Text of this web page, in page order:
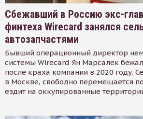
Сбежавший в Россию экс-
финтеха Wirecard занялся
автозапчастями
Бывший операционный директор
системы Wirecard Ян Марсалек
после краха компании в 2020 году.
в Москве, свободно перемещается
ездит на оккупированные